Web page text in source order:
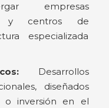
empresas
y centros de
especializada
Desarrollos
diseñados
o inversión en el